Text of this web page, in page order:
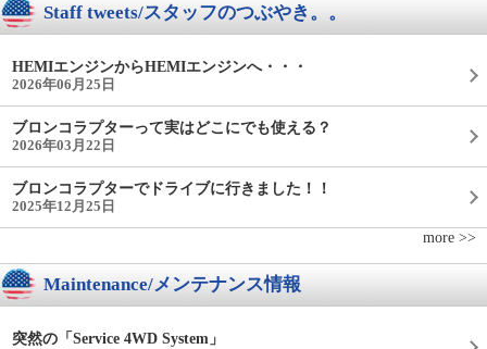
Staff tweets/スタッフのつぶやき。。
HEMIエンジンからHEMIエンジンへ・・・
2026年06月25日
ブロンコラプターって実はどこにでも使える？
2026年03月22日
ブロンコラプターでドライブに行きました！！
2025年12月25日
more >>
Maintenance/メンテナンス情報
突然の「Service 4WD System」